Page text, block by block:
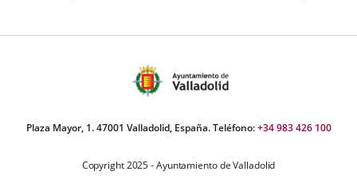
Plaza Mayor, 1. 47001 Valladolid, España. Teléfono:+34 983 426 100
Copyright 2025 - Ayuntamiento de Valladolid